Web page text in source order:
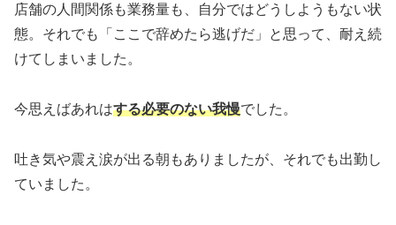
店舗の人間関係も業務量も、自分ではどうしようもない状
態。それでも「ここで辞めたら逃げだ」と思って、耐え続
けてしまいました。
今思えばあれはする必要のない我慢でした。
吐き気や震え涙が出る朝もありましたが、それでも出勤し
ていました。